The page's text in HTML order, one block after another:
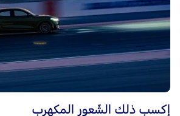
إكسب ذلك الشّعور المكهرب